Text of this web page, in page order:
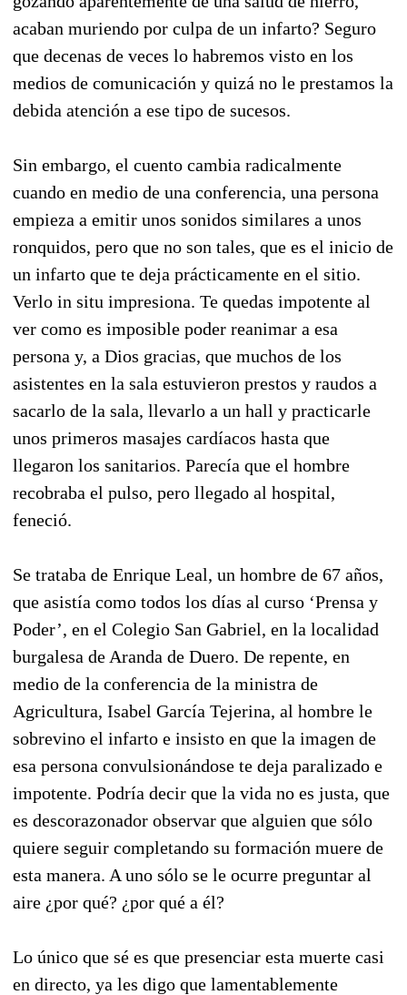
acaban muriendo por culpa de un infarto? Seguro
que decenas de veces lo habremos visto en los
medios de comunicación y quizá no le prestamos la
debida atención a ese tipo de sucesos.
Sin embargo, el cuento cambia radicalmente
cuando en medio de una conferencia, una persona
empieza a emitir unos sonidos similares a unos
ronquidos, pero que no son tales, que es el inicio de
un infarto que te deja prácticamente en el sitio.
Verlo in situ impresiona. Te quedas impotente al
ver como es imposible poder reanimar a esa
persona y, a Dios gracias, que muchos de los
asistentes en la sala estuvieron prestos y raudos a
sacarlo de la sala, llevarlo a un hall y practicarle
unos primeros masajes cardíacos hasta que
llegaron los sanitarios. Parecía que el hombre
recobraba el pulso, pero llegado al hospital,
feneció.
Se trataba de Enrique Leal, un hombre de 67 años,
que asistía como todos los días al curso ‘Prensa y
Poder’, en el Colegio San Gabriel, en la localidad
burgalesa de Aranda de Duero. De repente, en
medio de la conferencia de la ministra de
Agricultura, Isabel García Tejerina, al hombre le
sobrevino el infarto e insisto en que la imagen de
esa persona convulsionándose te deja paralizado e
impotente. Podría decir que la vida no es justa, que
es descorazonador observar que alguien que sólo
quiere seguir completando su formación muere de
esta manera. A uno sólo se le ocurre preguntar al
aire ¿por qué? ¿por qué a él?
Lo único que sé es que presenciar esta muerte casi
en directo, ya les digo que lamentablemente